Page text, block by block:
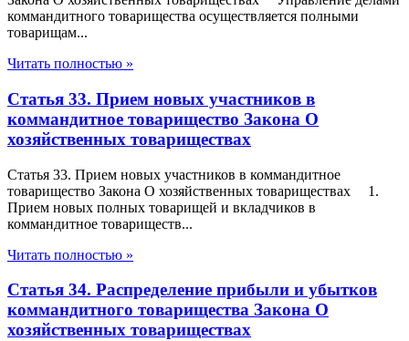
коммандитного товарищества осуществляется полными
товарищам...
Читать полностью »
Статья 33. Прием новых участников в
коммандитное товарищество Закона О
хозяйственных товариществах
Статья 33. Прием новых участников в коммандитное
товарищество Закона О хозяйственных товариществах 1.
Прием новых полных товарищей и вкладчиков в
коммандитное товариществ...
Читать полностью »
Статья 34. Распределение прибыли и убытков
коммандитного товарищества Закона О
хозяйственных товариществах